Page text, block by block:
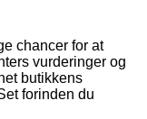
chancer for at
vurderinger og
butikkens
forinden du